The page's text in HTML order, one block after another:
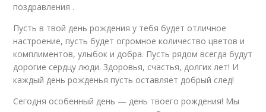
поздравления .
Пусть в твой день рождения у тебя будет отличное
настроение, пусть будет огромное количество цветов и
комплиментов, улыбок и добра. Пусть рядом всегда будут
дорогие сердцу люди. Здоровья, счастья, долгих лет! И
каждый день рожденья пусть оставляет добрый след!
Сегодня особенный день — день твоего рождения! Мы